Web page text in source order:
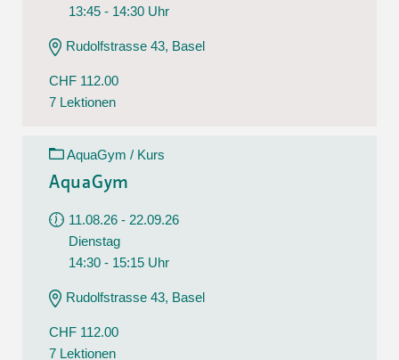
13:45 - 14:30 Uhr
Rudolfstrasse 43, Basel
CHF 112.00
7 Lektionen
AquaGym / Kurs
AquaGym
11.08.26 - 22.09.26
Dienstag
14:30 - 15:15 Uhr
Rudolfstrasse 43, Basel
CHF 112.00
7 Lektionen